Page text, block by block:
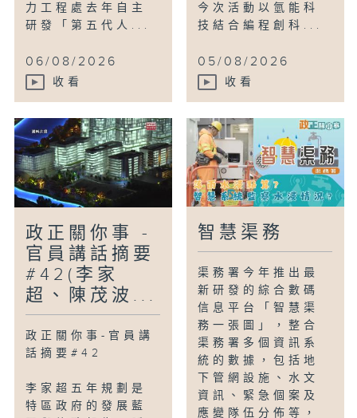
力工程處去年自主
研發「第五代人...
06/08/2026
收看
今次活動以氫能科
技結合編程創科...
05/08/2026
收看
政正關你事 -
官員講話摘要
#42(李家
超、陳茂波...
政正關你事-官員講
話摘要#42
李家超五年規劃是
特區政府的發展藍
智慧渠務
渠務署今年推出最
新研發的綜合數碼
信息平台「智慧渠
務一張圖」，整合
渠務署多個資訊系
統的數據，包括地
下管網設施、水文
資訊、緊急個案及
應變隊伍分佈等，